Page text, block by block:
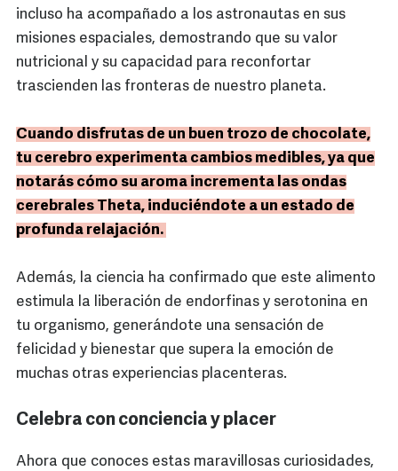
incluso ha acompañado a los astronautas en sus
misiones espaciales, demostrando que su valor
nutricional y su capacidad para reconfortar
trascienden las fronteras de nuestro planeta.
Cuando disfrutas de un buen trozo de chocolate,
tu cerebro experimenta cambios medibles, ya que
notarás cómo su aroma incrementa las ondas
cerebrales Theta, induciéndote a un estado de
profunda relajación.
Además, la ciencia ha confirmado que este alimento
estimula la liberación de endorfinas y serotonina en
tu organismo, generándote una sensación de
felicidad y bienestar que supera la emoción de
muchas otras experiencias placenteras.
Celebra con conciencia y placer
Ahora que conoces estas maravillosas curiosidades,